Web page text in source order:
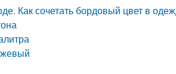
Как сочетать бордовый цвет в